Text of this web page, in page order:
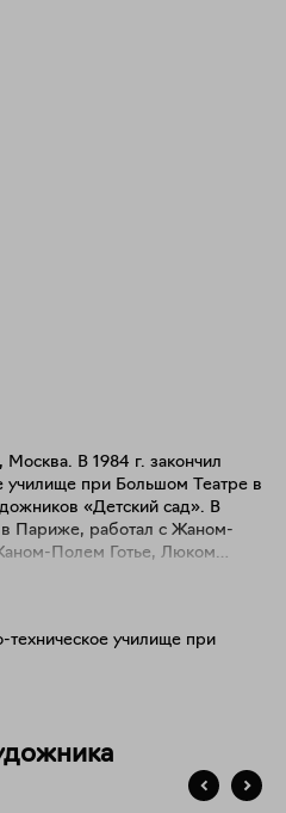
Москва. В 1984 г. закончил
училище при Большом Театре в
«Детский сад». В
в Париже, работал с Жаном-
Полем Готье, Люком
искусства.
галереи (Москва);
Санкт-Петербург (Санкт-
Чарльза Саатчи, Симона
техническое училище при